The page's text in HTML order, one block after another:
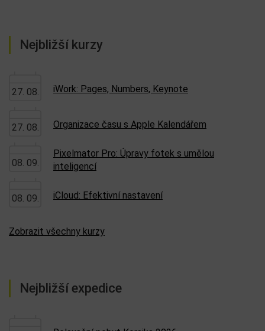
Nejbližší kurzy
27. 08. iWork: Pages, Numbers, Keynote
27. 08. Organizace času s Apple Kalendářem
08. 09.
Pixelmator Pro: Úpravy fotek s umělou
inteligencí
08. 09. iCloud: Efektivní nastavení
Zobrazit všechny kurzy
Nejbližší expedice